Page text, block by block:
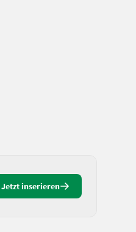
Jetzt inserieren